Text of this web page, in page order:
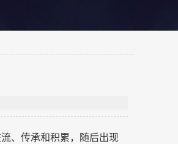
、传承和积累，随后出现